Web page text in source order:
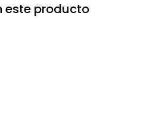
este producto